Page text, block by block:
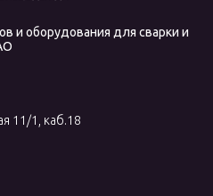
и оборудования для сварки и
11/1, каб.18